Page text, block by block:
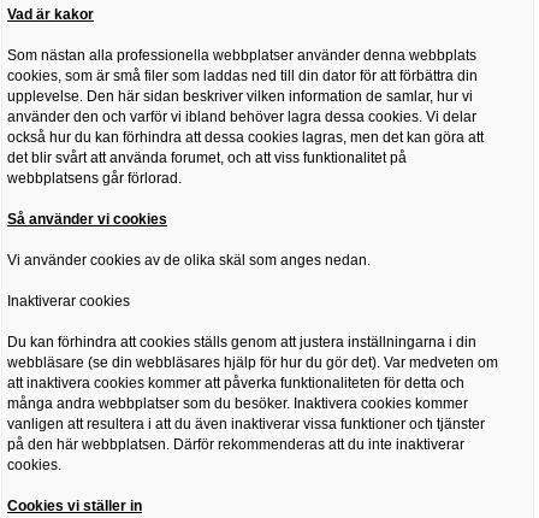
Vad är kakor
Som nästan alla professionella webbplatser använder denna webbplats
cookies, som är små filer som laddas ned till din dator för att förbättra din
upplevelse. Den här sidan beskriver vilken information de samlar, hur vi
använder den och varför vi ibland behöver lagra dessa cookies. Vi delar
också hur du kan förhindra att dessa cookies lagras, men det kan göra att
det blir svårt att använda forumet, och att viss funktionalitet på
webbplatsens går förlorad.
Så använder vi cookies
Vi använder cookies av de olika skäl som anges nedan.
Inaktiverar cookies
Du kan förhindra att cookies ställs genom att justera inställningarna i din
webbläsare (se din webbläsares hjälp för hur du gör det). Var medveten om
att inaktivera cookies kommer att påverka funktionaliteten för detta och
många andra webbplatser som du besöker. Inaktivera cookies kommer
vanligen att resultera i att du även inaktiverar vissa funktioner och tjänster
på den här webbplatsen. Därför rekommenderas att du inte inaktiverar
cookies.
Cookies vi ställer in